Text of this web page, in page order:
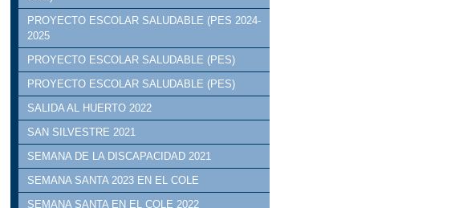
PROYECTO ESCOLAR SALUDABLE (PES 2024-
2025
PROYECTO ESCOLAR SALUDABLE (PES)
PROYECTO ESCOLAR SALUDABLE (PES)
SALIDA AL HUERTO 2022
SAN SILVESTRE 2021
SEMANA DE LA DISCAPACIDAD 2021
SEMANA SANTA 2023 EN EL COLE
SEMANA SANTA EN EL COLE 2022